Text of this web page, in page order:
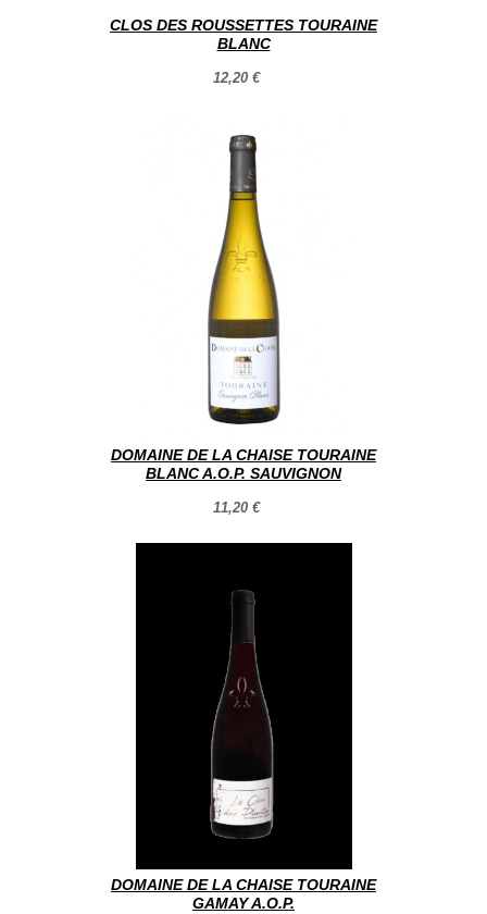
CLOS DES ROUSSETTES TOURAINE
BLANC
12,20 €
DOMAINE DE LA CHAISE TOURAINE
BLANC A.O.P. SAUVIGNON
11,20 €
DOMAINE DE LA CHAISE TOURAINE
GAMAY A.O.P.